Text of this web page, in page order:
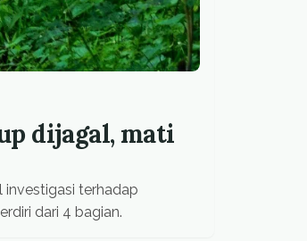
dijagal, mati
investigasi terhadap
dari 4 bagian.